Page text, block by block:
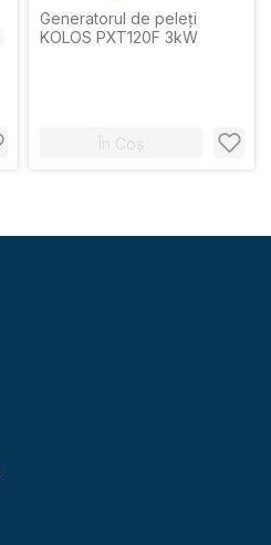
Generatorul de peleți
KOLOS PXT120F 3kW
În Coș